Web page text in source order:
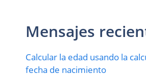
Mensajes
Calcular la edad usando la
fecha de nacimiento